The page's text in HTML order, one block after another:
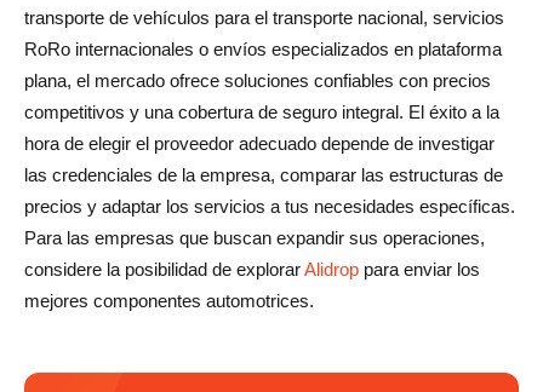
transporte de vehículos para el transporte nacional, servicios
RoRo internacionales o envíos especializados en plataforma
plana, el mercado ofrece soluciones confiables con precios
competitivos y una cobertura de seguro integral. El éxito a la
hora de elegir el proveedor adecuado depende de investigar
las credenciales de la empresa, comparar las estructuras de
precios y adaptar los servicios a tus necesidades específicas.
Para las empresas que buscan expandir sus operaciones,
considere la posibilidad de explorarAlidrop para enviar los
mejores componentes automotrices.